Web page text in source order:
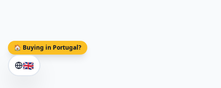
🏠 Buying in Portugal?
🇬🇧